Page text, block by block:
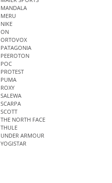
MANDALA
MERU
NIKE
ON
ORTOVOX
PATAGONIA
PEEROTON
POC
PROTEST
PUMA
ROXY
SALEWA
SCARPA
SCOTT
THE NORTH FACE
THULE
UNDER ARMOUR
YOGISTAR